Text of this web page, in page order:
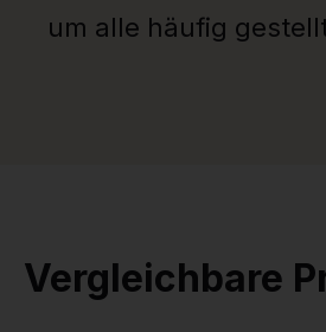
um alle häufig
Vergleichbare